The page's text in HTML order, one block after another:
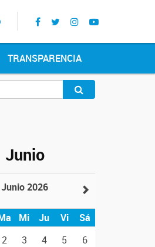
TRANSPARENCIA
Junio
Junio 2026
Mi Ju Vi
Sá
2 3 4 5 6